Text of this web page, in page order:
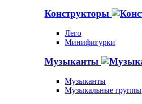
Конструкторы
Лего
Минифигурки
Музыканты
Музыканты
Музыкальные группы